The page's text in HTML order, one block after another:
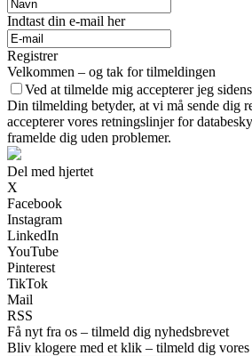
Indtast din e-mail her
Registrer
Velkommen – og tak for tilmeldingen
Ved at tilmelde mig accepterer jeg
Din tilmelding betyder, at vi må sende dig
accepterer vores retningslinjer for
framelde dig uden problemer.
Del med hjertet
X
Facebook
Instagram
LinkedIn
YouTube
Pinterest
TikTok
Mail
RSS
Få nyt fra os – tilmeld dig nyhedsbrevet
Bliv klogere med et klik – tilmeld dig vores